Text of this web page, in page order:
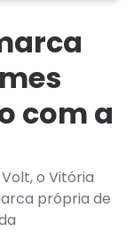
com a
o Vitória
própria de